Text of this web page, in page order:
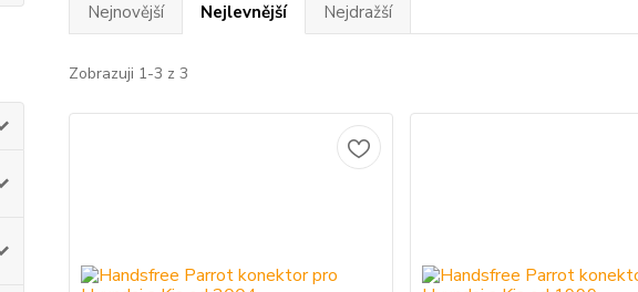
Nejnovější Nejlevnější Nejdražší
Zobrazuji 1-3 z 3